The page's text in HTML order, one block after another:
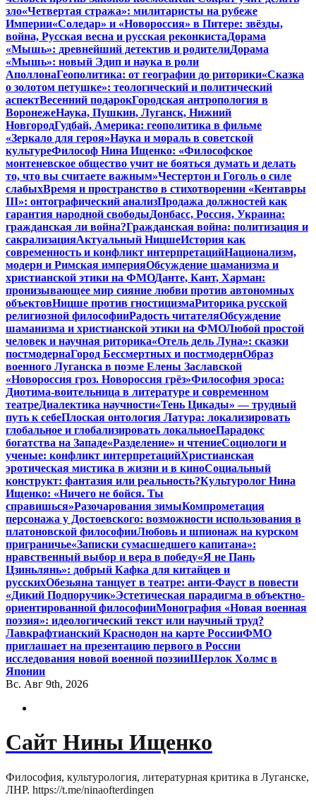
зло«Четвертая стража»: милитаристы на рубеже
Империи«Соледар» и «Новороссия» в Питере: звёзды,
война, Русская весна и русская реконкистаДорама
«Мышь»: древнейший детектив и родителиДорама
«Мышь»: новый Эдип и наука в роли
АполлонаГеополитика: от географии до риторики«Сказка
о золотом петушке»: теологический и политический
аспектВесенний подарокГородская антропология в
ВоронежеНаука, Пушкин, Луганск, Нижний
НовгородГудбай, Америка: геополитика в фильме
«Зеркало для героя»Наука и мораль в советской
культуреФилософ Нина Ищенко: «Философское
монтеневское общество учит не бояться думать и делать
то, что вы считаете важным»Честертон и Гоголь о силе
слабыхВремя и пространство в стихотворении «Кентавры
III»: онтографический анализПродажа должностей как
гарантия народной свободыДонбасс, Россия, Украина:
гражданская ли война?Гражданская война: политизация и
сакрализацияАктуальный НицшеИстория как
современность и конфликт интерпретацийНационализм,
модерн и Римская империяОбсуждение шаманизма и
христианской этики на ФМОДанте, Кант, Харман:
пронизывающее мир сияние любви против автономных
объектовНицше против гностицизмаРиторика русской
религиозной философииРадость читателяОбсуждение
шаманизма и христианской этики на ФМОЛюбой простой
человек и научная риторика«Отель дель Луна»: сказки
постмодернаГород Бессмертных и постмодернОбраз
военного Луганска в поэме Елены Заславской
«Новороссия гроз. Новороссия грёз»Философия эроса:
Диотима-воительница в литературе и современном
театреДиалектика научности«Тень Цикады» — трудный
путь к себеПлоская онтология Латура: локализировать
глобальное и глобализировать локальноеПарадокс
богатства на Западе«Разделение» и чтениеСоциологи и
ученые: конфликт интерпретацийХристианская
эротическая мистика в жизни и в киноСоциальный
конструкт: фантазия или реальность?Культуролог Нина
Ищенко: «Ничего не бойся. Ты
справишься»Разочарования зимыКомпрометация
персонажа у Достоевского: возможности использования в
платоновской философииЛюбовь и шпионаж на курском
приграничье«Записки сумасшедшего капитана»:
нравственный выбор и вера в победу«Я не Пань
Цзиньлянь»: добрый Кафка для китайцев и
русскихОбезьяна танцует в театре: анти-Фауст в повести
«Дикий Подпоручик»Эстетическая парадигма в объектно-
ориентированной философииМонография «Новая военная
поэзия»: идеологический текст или научный труд?
Лавкрафтианский Краснодон на карте РоссииФМО
приглашает на презентацию первого в России
исследования новой военной поэзииШерлок Холмс в
Японии
Вс. Авг 9th, 2026
Сайт Нины Ищенко
Философия, культурология, литературная критика в Луганске,
ЛНР. https://t.me/ninaofterdingen